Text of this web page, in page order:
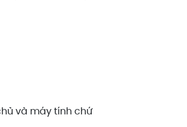
và máy tính chứ